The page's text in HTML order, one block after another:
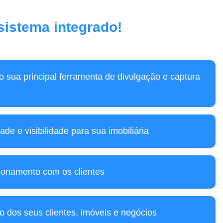
integrado!
sua principal ferramenta de divulgação e captura
e visibilidade para sua imobiliária
com os clientes
dos seus clientes, imóveis e negócios